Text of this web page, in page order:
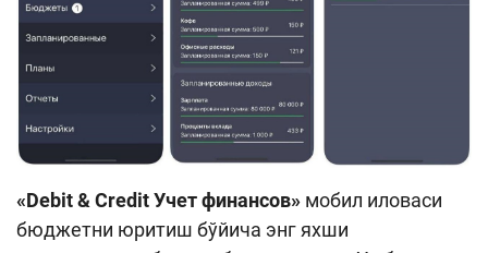
«Debit & Credit Учет финансов» мобил иловаси
бюджетни юритиш бўйича энг яхши